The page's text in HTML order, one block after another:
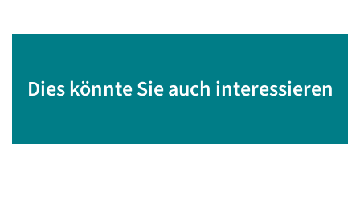
Dies könnte Sie auch interessieren